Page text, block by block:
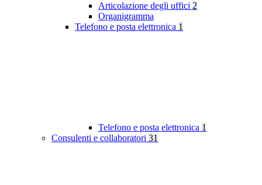
Articolazione degli uffici 2
Organigramma
Telefono e posta elettronica 1
Telefono e posta elettronica 1
Consulenti e collaboratori 31